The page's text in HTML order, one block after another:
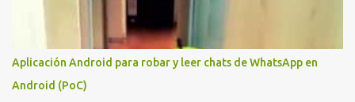
great-great-grandfather, of the Chameleon family. In 2007, he
created the "Fake Tag." We won't go into details about each
prototype, just mention them to show the device's evolution. In
2010, the original Chameleon was created, resembling a bit more
what we have today. In 2013, the first Chameleon Mini was
Aplicación Android para robar y leer chats de WhatsApp en
Android (PoC)